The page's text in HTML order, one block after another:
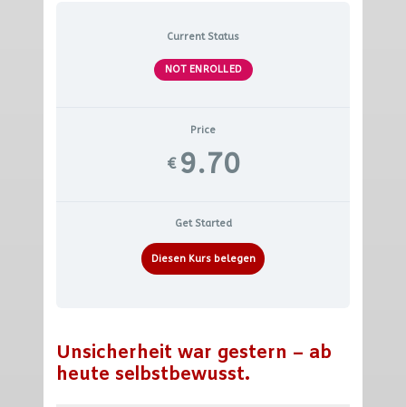
Current Status
NOT ENROLLED
Price
€ 9.70
Get Started
Diesen Kurs belegen
Unsicherheit war gestern – ab
heute selbstbewusst.